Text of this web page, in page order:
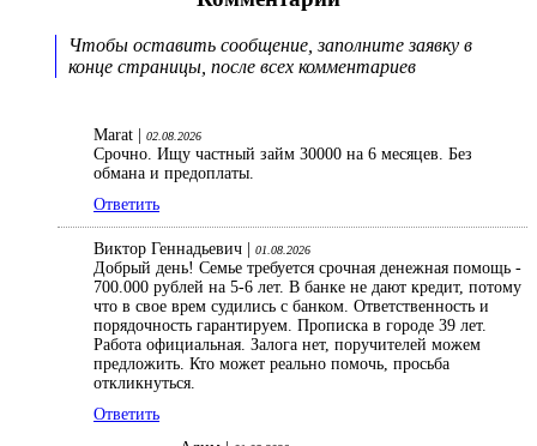
Чтобы оставить сообщение, заполните заявку в
конце страницы, после всех комментариев
Marat | 02.08.2026
Срочно. Ищу частный займ 30000 на 6 месяцев. Без
обмана и предоплаты.
Ответить
Виктор Геннадьевич | 01.08.2026
Добрый день! Семье требуется срочная денежная помощь -
700.000 рублей на 5-6 лет. В банке не дают кредит, потому
что в свое врем судились с банком. Ответственность и
порядочность гарантируем. Прописка в городе 39 лет.
Работа официальная. Залога нет, поручителей можем
предложить. Кто может реально помочь, просьба
откликнуться.
Ответить